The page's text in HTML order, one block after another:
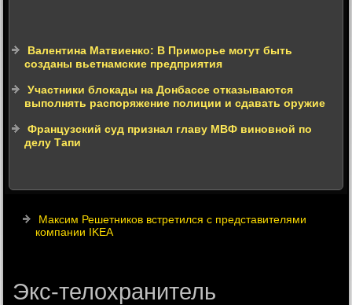
Валентина Матвиенко: В Приморье могут быть
созданы вьетнамские предприятия
Участники блокады на Донбассе отказываются
выполнять распоряжение полиции и сдавать оружие
Французский суд признал главу МВФ виновной по
делу Тапи
Максим Решетников встретился с представителями
компании IKEA
Экс-телохранитель